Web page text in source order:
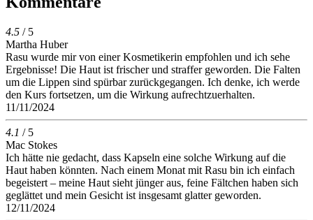
4.5 / 5
Martha Huber
Rasu wurde mir von einer Kosmetikerin empfohlen und ich sehe
Ergebnisse! Die Haut ist frischer und straffer geworden. Die Falten
um die Lippen sind spürbar zurückgegangen. Ich denke, ich werde
den Kurs fortsetzen, um die Wirkung aufrechtzuerhalten.
11/11/2024
4.1 / 5
Mac Stokes
Ich hätte nie gedacht, dass Kapseln eine solche Wirkung auf die
Haut haben könnten. Nach einem Monat mit Rasu bin ich einfach
begeistert – meine Haut sieht jünger aus, feine Fältchen haben sich
geglättet und mein Gesicht ist insgesamt glatter geworden.
12/11/2024